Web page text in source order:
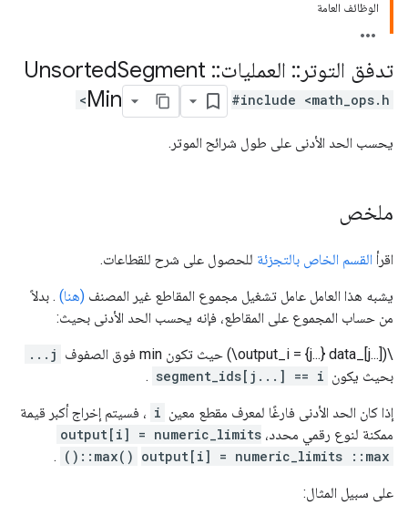
الوظائف العامة
تدفق التوتر :: العمليات::
Segment
Min
#include <math_ops.h>
يحسب الحد الأدنى على طول شرائح الموتر.
ملخص
اقرأ القسم الخاص بالتجزئة للحصول على شرح للقطاعات.
يشبه هذا العامل عامل تشغيل مجموع المقاطع غير المصنف (هنا) . بدلاً
من حساب المجموع على المقاطع، فإنه يحسب الحد الأدنى بحيث:
\(output_i = {j...} data_[j...]\) حيث تكون min فوق الصفوف
j...
بحيث يكون segment_ids[j...] == i
.
إذا كان الحد الأدنى فارغًا لمعرف مقطع معين i ، فسيتم إخراج أكبر قيمة
ممكنة لنوع رقمي محدد، output[i] = numeric_limits
::max() output[i] = numeric_limits ::max()
.
على سبيل المثال: